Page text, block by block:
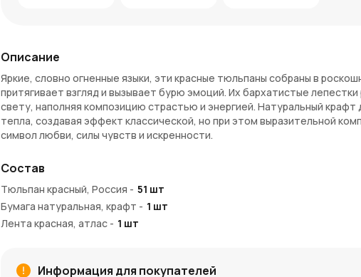
Описание
Яркие, словно огненные языки, эти красные тюльпаны собраны в
притягивает взгляд и вызывает бурю эмоций. Их бархатистые
свету, наполняя композицию страстью и энергией. Натуральный
тепла, создавая эффект классической, но при этом выразительной
символ любви, силы чувств и искренности.
Красный цвет во все времена ассоциировался с любовью,
Вручив букет из 51 красно-белого тюльпана, вы без слов выразите свои
признание, благодарность или уважение. Этот букет подходит как для
значимых людей в вашей жизни.
Для романтического признания или свидания.
Состав
Тюльпан красный, Россия - 51 шт
Бумага натуральная, крафт - 1 шт
Лента красная, атлас - 1 шт
Информация для покупателей